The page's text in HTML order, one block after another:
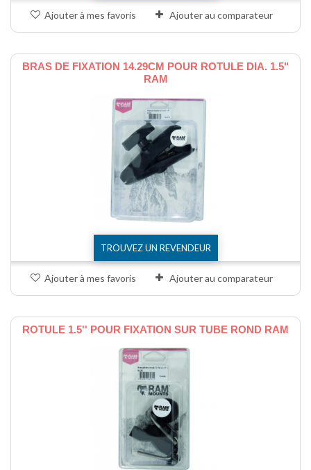
Ajouter à mes favoris Ajouter au comparateur
BRAS DE FIXATION 14.29CM POUR ROTULE DIA. 1.5"
RAM
TROUVEZ UN REVENDEUR
Ajouter à mes favoris Ajouter au comparateur
ROTULE 1.5'' POUR FIXATION SUR TUBE ROND RAM